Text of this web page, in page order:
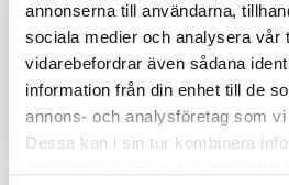
annonserna till användarna,
sociala medier och analysera vår
vidarebefordrar även sådana
information från din enhet till de
annons- och analysföretag som
Dessa kan i sin tur kombinera
Privatlektion
Vi erbjuder
simning på alla